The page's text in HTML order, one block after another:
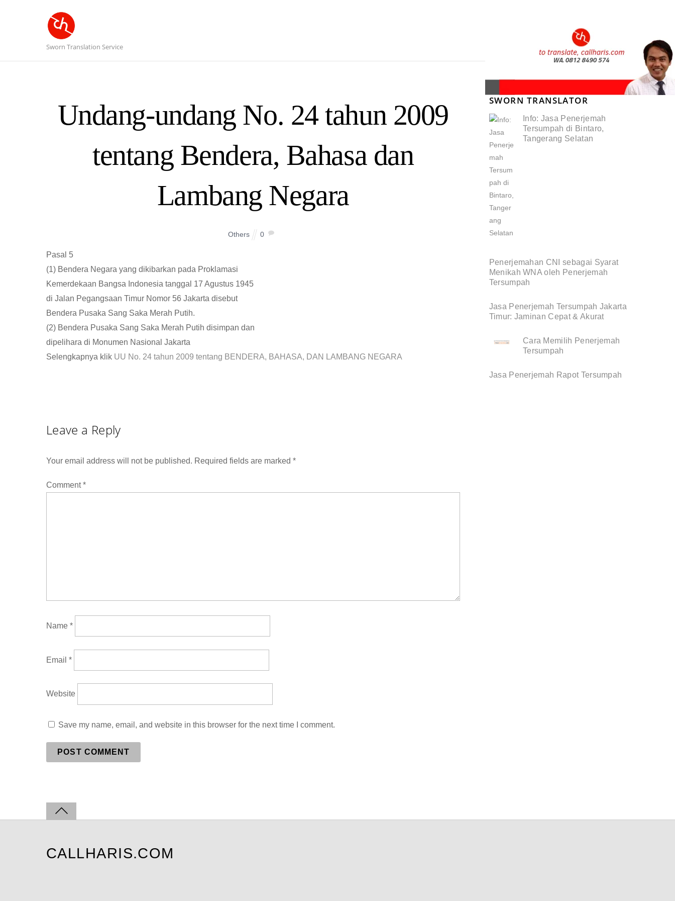
Sworn Translation Service
Undang-undang No. 24 tahun 2009
tentang Bendera, Bahasa dan
Lambang Negara
Others 0
Pasal 5
(1) Bendera Negara yang dikibarkan pada Proklamasi
Kemerdekaan Bangsa Indonesia tanggal 17 Agustus 1945
di Jalan Pegangsaan Timur Nomor 56 Jakarta disebut
Bendera Pusaka Sang Saka Merah Putih.
(2) Bendera Pusaka Sang Saka Merah Putih disimpan dan
dipelihara di Monumen Nasional Jakarta
Selengkapnya klik UU No. 24 tahun 2009 tentang BENDERA, BAHASA, DAN LAMBANG NEGARA
Leave a Reply
Your email address will not be published. Required fields are marked *
Comment*
Name *
Email *
Website
Save my name, email, and website in this browser for the next time I comment.
SWORN TRANSLATOR
Info: Jasa Penerjemah
Tersumpah di Bintaro,
Tangerang Selatan
Penerjemahan CNI sebagai Syarat
Menikah WNA oleh Penerjemah
Tersumpah
Jasa Penerjemah Tersumpah Jakarta
Timur: Jaminan Cepat & Akurat
Cara Memilih Penerjemah
Tersumpah
Jasa Penerjemah Rapot Tersumpah
CALLHARIS.COM